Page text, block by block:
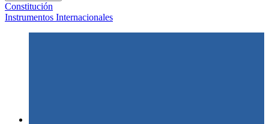
Constitución
Instrumentos Internacionales